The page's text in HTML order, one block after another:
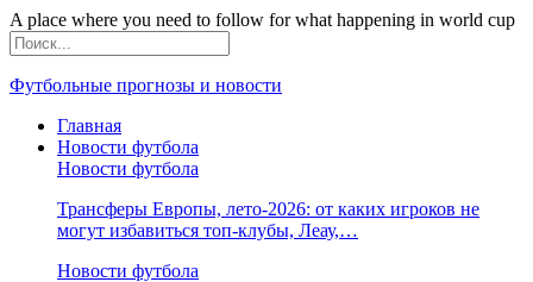
A place where you need to follow for what happening in world cup
Футбольные прогнозы и новости
Главная
Новости футбола
Новости футбола
Трансферы Европы, лето-2026: от каких игроков не
могут избавиться топ-клубы, Леау,…
Новости футбола